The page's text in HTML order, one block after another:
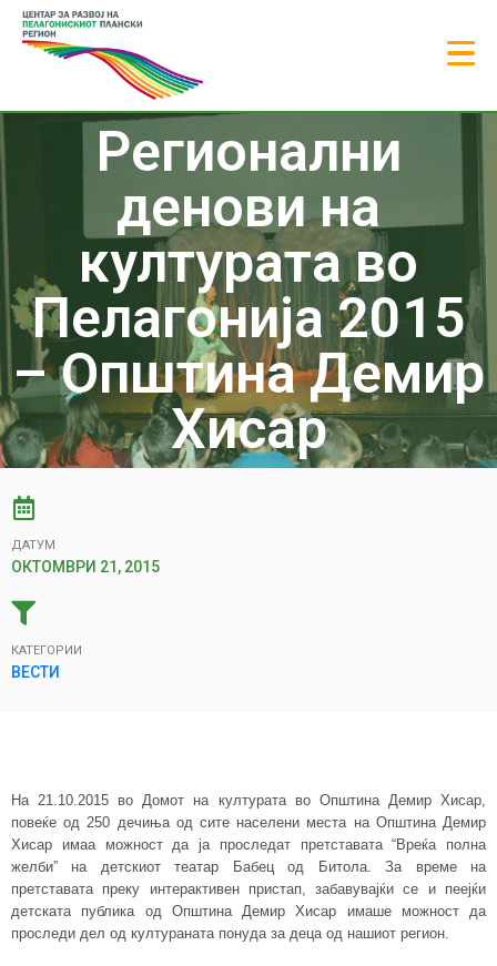
Регионални
денови на
културата во
Пелагонија 2015
– Општина Демир
Хисар
ДАТУМ
ОКТОМВРИ 21, 2015
КАТЕГОРИИ
ВЕСТИ
На 21.10.2015 во Домот на културата во Општина Демир Хисар,
повеќе од 250 дечиња од сите населени места на Општина Демир
Хисар имаа можност да ја проследат претставата “Вреќа полна
желби” на детскиот театар Бабец од Битола. За време на
претставата преку интерактивен пристап, забавувајќи се и пеејќи
детската публика од Општина Демир Хисар имаше можност да
проследи дел од култураната понуда за деца од нашиот регион.